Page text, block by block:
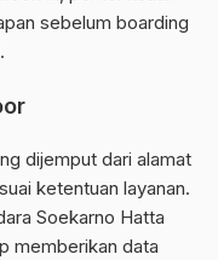
sebelum boarding
dijemput dari alamat
ketentuan layanan.
Soekarno Hatta
memberikan data